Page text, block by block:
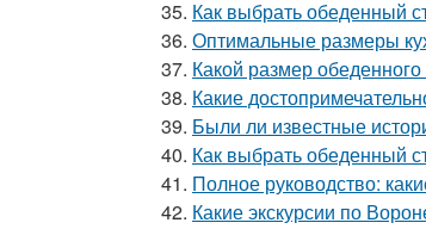
35. Как выбрать обеденный
36. Оптимальные размеры
37. Какой размер
38. Какие
39. Были ли известные
40. Как выбрать обеденный
41. Полное руководство:
42. Какие экскурсии по